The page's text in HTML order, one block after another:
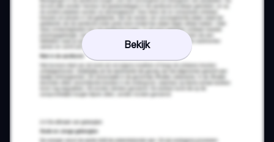
Bekijk